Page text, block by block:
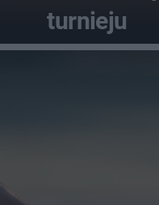
turnieju